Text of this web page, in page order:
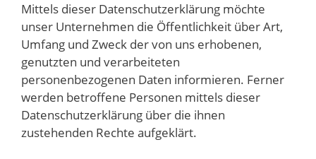
Mittels dieser Datenschutzerklärung möchte
unser Unternehmen die Öffentlichkeit über Art,
Umfang und Zweck der von uns erhobenen,
genutzten und verarbeiteten
personenbezogenen Daten informieren. Ferner
werden betroffene Personen mittels dieser
Datenschutzerklärung über die ihnen
zustehenden Rechte aufgeklärt.